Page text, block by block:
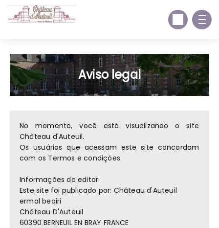
Aviso legal
No momento, você está visualizando o site
Château d'Auteuil.
Os usuários que acessam este site concordam
com os Termos e condições.
Informações do editor:
Este site foi publicado por: Château d'Auteuil
ermal beqiri
Château D'Auteuil
60390 BERNEUIL EN BRAY FRANCE